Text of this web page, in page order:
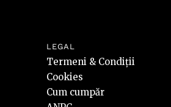
LEGAL
Termeni & Condiții
Cookies
Cum cumpăr